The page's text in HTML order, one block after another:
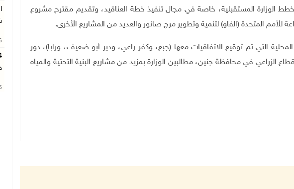
الوزارة المستقبلية، خاصة في مجال تنفيذ خطة العناقيد، وتقديم مقترح مشروع
للأمم المتحدة (الفاو) لتنمية وتطوير مرج صانور والعديد من المشاريع الأخرى.
التي تم توقيع الاتفاقيات معها (جبع، وكفر راعي، ودير أبو ضعيف، ورابا)، دور
الزراعي في محافظة جنين، مطالبين الوزارة بمزيد من مشاريع البنية التحتية والمياه